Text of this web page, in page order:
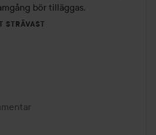
bör tilläggas.
STRÄVAST